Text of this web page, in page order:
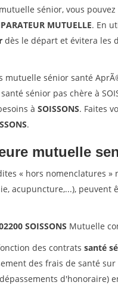
sénior, vous
MUTUELLE. En
dès le départ et évitera les
mutuelle sénior santé
sénior pas chère à
à SOISSONS. Faites
.
mutuelle
« hors nomenclatures
acupuncture,...), peuvent
SOISSONS Mutuelle
des contrats santé
des frais de santé
d'honoraire)